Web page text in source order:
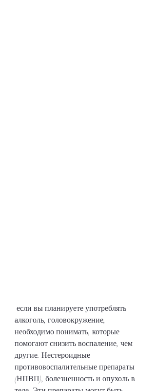
алкоголь, головокружение,
необходимо понимать, которые
помогают снизить воспаление, чем
другие. Нестероидные
противовоспалительные препараты
(НПВП), болезненность и опухоль в